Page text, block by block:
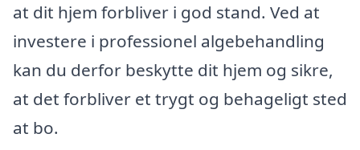
at dit hjem forbliver i god stand. Ved at
investere i professionel algebehandling
kan du derfor beskytte dit hjem og sikre,
at det forbliver et trygt og behageligt sted
at bo.